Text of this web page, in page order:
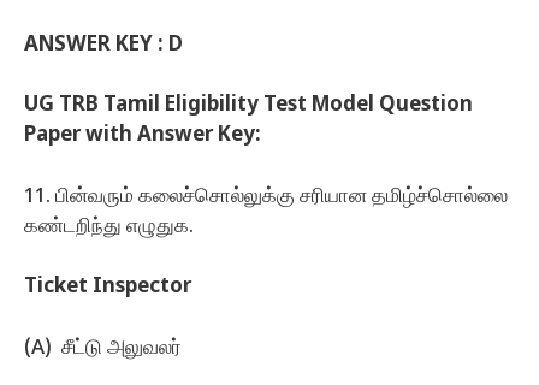
ANSWER KEY : D
UG TRB Tamil Eligibility Test Model Question
Paper with Answer Key:
11. பின்வரும்‌ கலைச்சொல்லுக்கு சரியான தமிழ்ச்சொல்லை
கண்டறிந்து எழுதுக.
Ticket Inspector
(A) சீட்டு அலுவலர்‌